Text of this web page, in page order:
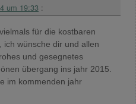
um 19:33 :
für die kostbaren
ich wünsche dir und allen
und gesegnetes
übergang ins jahr 2015.
im kommenden jahr